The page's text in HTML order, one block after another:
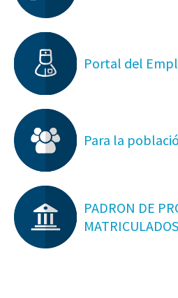
Portal del
Para la
PADRON DE
MATRICULADOS